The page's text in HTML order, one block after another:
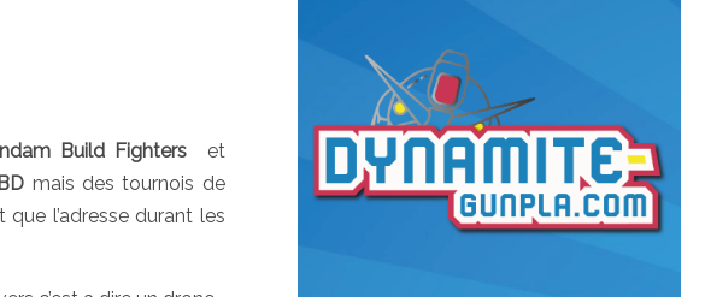
Build Fighters et
mais des tournois de
l’adresse durant les